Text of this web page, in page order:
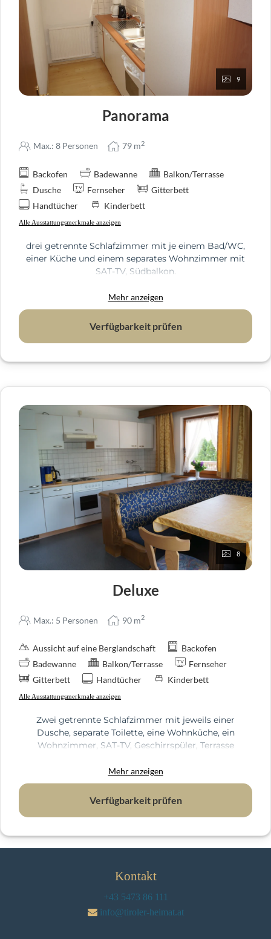
9
Panorama
Max.: 8 Personen 79 m2
Backofen Badewanne
Balkon/Terrasse
Dusche
Fernseher
Gitterbett
Handtücher
Kinderbett
Alle Ausstattungsmerkmale anzeigen
drei getrennte Schlafzimmer mit je einem Bad/WC,
einer Küche und einem separates Wohnzimmer mit
SAT-TV, Südbalkon.
für Sich haben will !
Mehr anzeigen
Verfügbarkeit prüfen
8
Deluxe
Max.: 5 Personen 90 m2
Aussicht auf eine Berglandschaft
Backofen
Badewanne
Balkon/Terrasse
Fernseher
Gitterbett
Handtücher Kinderbett
Alle Ausstattungsmerkmale anzeigen
Zwei getrennte Schlafzimmer mit jeweils einer
Dusche, separate Toilette, eine Wohnküche, ein
Wohnzimmer, SAT-TV, Geschirrspüler, Terrasse
für Sich haben will !
Mehr anzeigen
Verfügbarkeit prüfen
Kontakt
+43 5473 86 111
info@tiroler-heimat.at